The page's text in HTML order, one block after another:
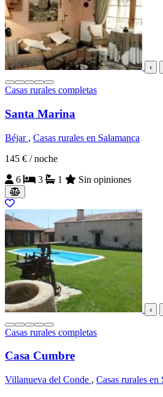
‹
Casas rurales completas
Santa Marina
Béjar , Casas rurales en Salamanca
145 € / noche
6
3 1 Sin opiniones
‹
Casas rurales completas
Casa Cumbre
Villanueva del Conde , Casas rurales en